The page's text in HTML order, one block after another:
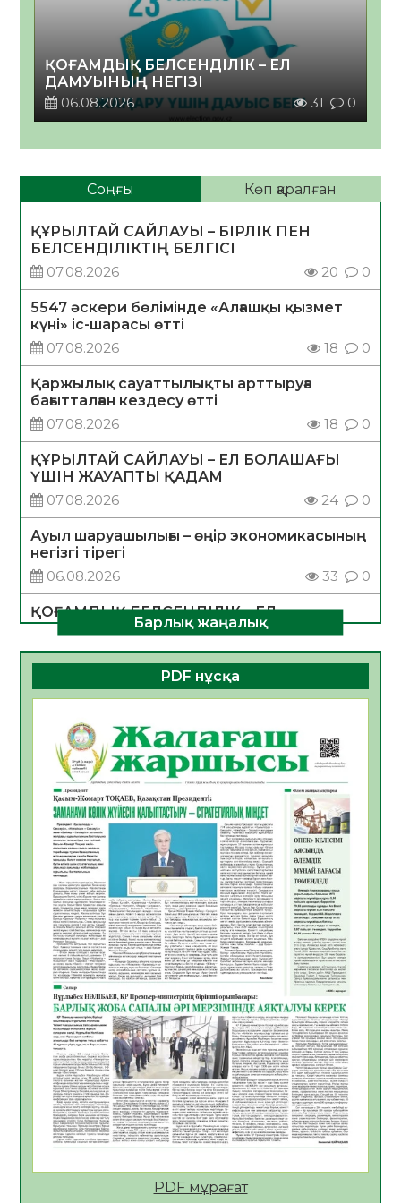
ҚОҒАМДЫҚ БЕЛСЕНДІЛІК – ЕЛ
ДАМУЫНЫҢ НЕГІЗІ
06.08.2026
31 0
Соңғы Көп қаралған
ҚҰРЫЛТАЙ САЙЛАУЫ – БІРЛІК ПЕН
БЕЛСЕНДІЛІКТІҢ БЕЛГІСІ
07.08.2026
20 0
5547 әскери бөлімінде «Алғашқы қызмет
күні» іс-шарасы өтті
07.08.2026
18 0
Қаржылық сауаттылықты арттыруға
бағытталған кездесу өтті
07.08.2026
18 0
ҚҰРЫЛТАЙ САЙЛАУЫ – ЕЛ БОЛАШАҒЫ
ҮШІН ЖАУАПТЫ ҚАДАМ
07.08.2026
24 0
Ауыл шаруашылығы – өңір экономикасының
негізгі тірегі
06.08.2026
33 0
ҚОҒАМДЫҚ БЕЛСЕНДІЛІК – ЕЛ
ДАМУЫНЫҢ НЕГІЗІ
06.08.2026
31 0
ҚҰРЫЛТАЙ САЙЛАУЫ – БОЛАШАҚҚА
БАСТАР ЖАУАПТЫ ТАҢДАУ
06.08.2026
Инфекциялық ауруларға қарсы иммундау
жұмыстарының тиімділігі
06.08.2026
34
Көкжөтел ауруы туралы
06.08.2026
32
АПВ вакцинасы туралы мәлімет
06.08.2026
32
Open Air: Қызылорда облысы полиция
департаменті 20 мыңнан астам
көрерменнің қауіпсіздігін қамтамасыз етті
06.08.2026
42
ҚЫЗЫЛОРДАДА «САНАЛЫ ҰРПАҚ –
ЖАРҚЫН БОЛАШАҚ» АТТЫ КЕҢЕЙТІЛГЕН
МӘЖІЛІС ӨТТІ
05.08.2026
44
Қазақстан Орталық Азиядағы көшуге ең
Барлық жаңалық
PDF нұсқа
PDF мұрағат